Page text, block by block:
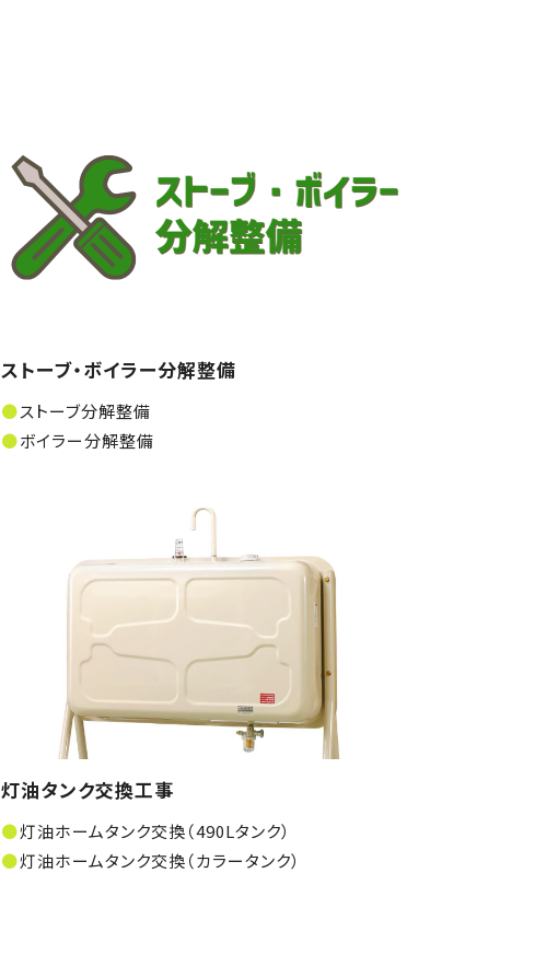
ストーブ・ボイラー分解整備
ストーブ分解整備
ボイラー分解整備
灯油タンク交換工事
灯油ホームタンク交換（490Lタンク）
灯油ホームタンク交換（カラータンク）